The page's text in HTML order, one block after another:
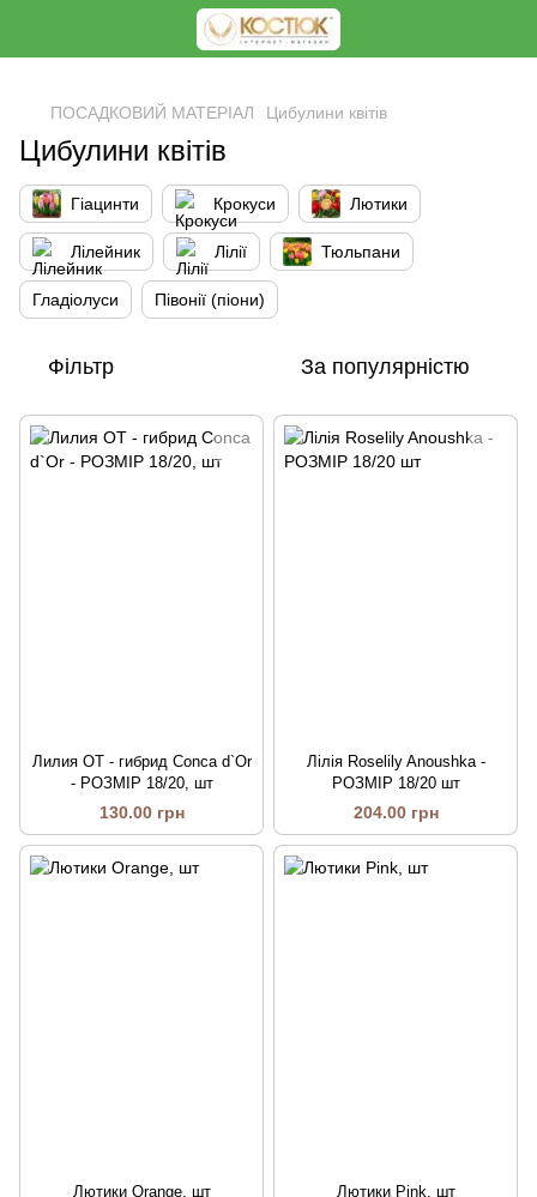
ПОСАДКОВИЙ МАТЕРІАЛ Цибулини квітів
Цибулини квітів
Гіацинти Крокуси Лютики
Лілейник Лілії Тюльпани
Гладіолуси Півонії (піони)
Фільтр За популярністю
Лилия ОТ - гибрид Conca d`Or
- РОЗМІР 18/20, шт
130.00 грн
Лілія Roselily Anoushka -
РОЗМІР 18/20 шт
204.00 грн
Лютики Orange, шт Лютики Pink, шт